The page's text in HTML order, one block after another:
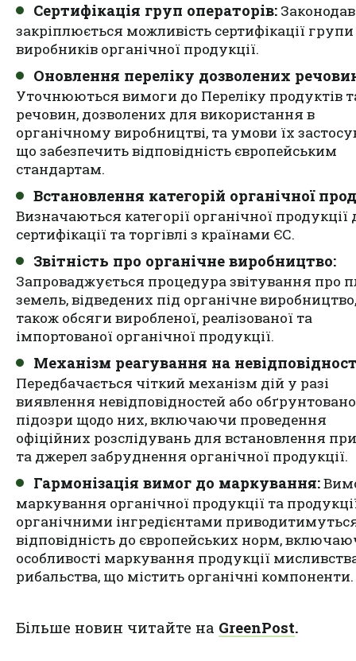
Сертифікація груп операторів:
закріплюється можливість сертифікації групи
виробників органічної продукції.
Оновлення переліку дозволених
Уточнюються вимоги до Переліку продуктів
речовин, дозволених для використання в
органічному виробництві, та умови їх
що забезпечить відповідність європейським
стандартам.
Встановлення категорій органічної
Визначаються категорії органічної продукції
сертифікації та торгівлі з країнами ЄС.
Звітність про органічне виробництво:
Запроваджується процедура звітування про
земель, відведених під органічне
також обсяги виробленої, реалізованої та
імпортованої органічної продукції.
Механізм реагування на
Передбачається чіткий механізм дій у разі
виявлення невідповідностей або
підозри щодо них, включаючи проведення
офіційних розслідувань для встановлення
та джерел забруднення органічної продукції.
Гармонізація вимог до маркування:
маркування органічної продукції та
органічними інгредієнтами
відповідність до європейських норм,
особливості маркування продукції
рибальства, що містить органічні компоненти.
Більше новин читайте на GreenPost.